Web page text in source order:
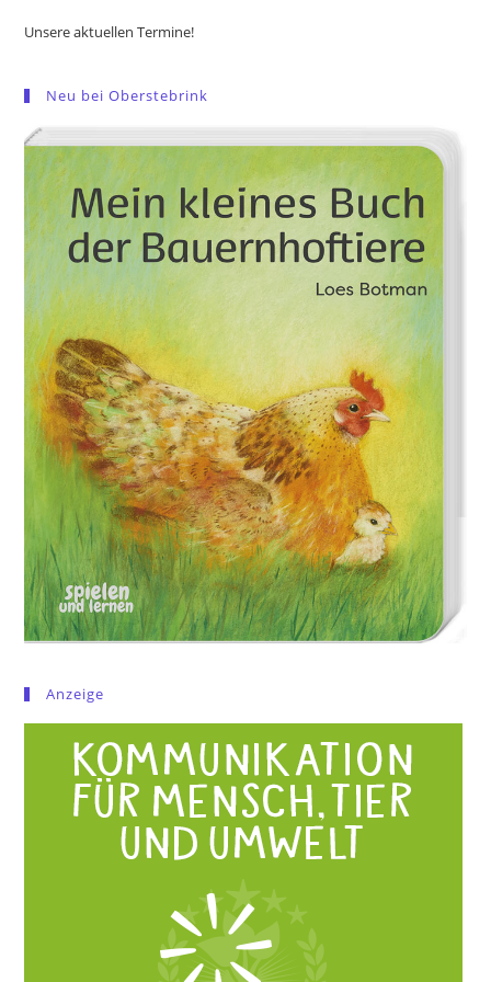
Unsere aktuellen Termine!
Neu bei Oberstebrink
Anzeige